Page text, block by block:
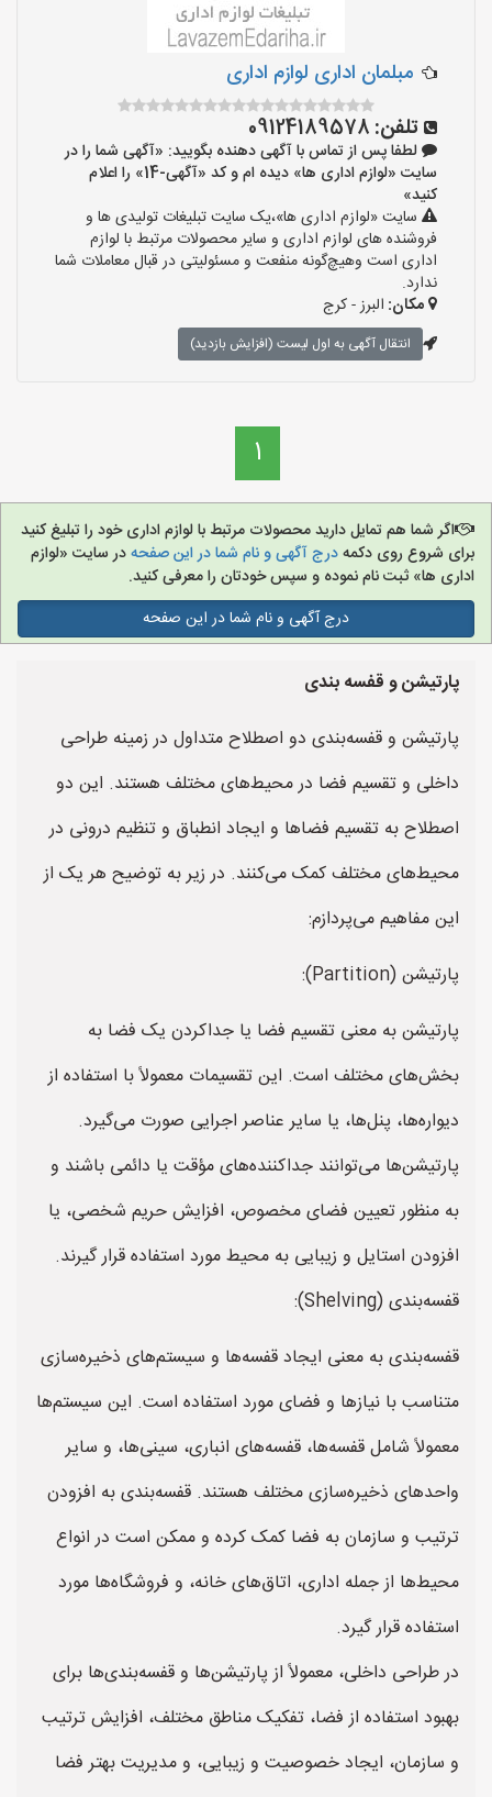
مبلمان اداری لوازم اداری
تلفن: 09124189578
لطفا پس از تماس با آگهی دهنده بگویید: «آگهی شما را در
سایت «لوازم اداری ها» دیده ام و کد «آگهی-14» را اعلام
کنید»
سایت «لوازم اداری ها»،یک سایت تبلیغات تولیدی ها و
فروشنده های لوازم اداری و سایر محصولات مرتبط با لوازم
اداری است وهیچ‌گونه منفعت و مسئولیتی در قبال معاملات شما
ندارد.
مکان: البرز - کرج
انتقال آگهی به اول لیست (افزایش بازدید)
1
اگر شما هم تمایل دارید محصولات مرتبط با لوازم اداری خود را تبلیغ کنید
برای شروع روی دکمهدرج آگهی و نام شما در این صفحهدر سایت «لوازم
اداری ها» ثبت نام نموده و سپس خودتان را معرفی کنید.
درج آگهی و نام شما در این صفحه
پارتیشن و قفسه بندی
پارتیشن و قفسه‌بندی دو اصطلاح متداول در زمینه طراحی
داخلی و تقسیم فضا در محیط‌های مختلف هستند. این دو
اصطلاح به تقسیم فضاها و ایجاد انطباق و تنظیم درونی در
محیط‌های مختلف کمک می‌کنند. در زیر به توضیح هر یک از
این مفاهیم می‌پردازم:
پارتیشن (Partition):
پارتیشن به معنی تقسیم فضا یا جداکردن یک فضا به
بخش‌های مختلف است. این تقسیمات معمولاً با استفاده از
دیواره‌ها، پنل‌ها، یا سایر عناصر اجرایی صورت می‌گیرد.
پارتیشن‌ها می‌توانند جداکننده‌های مؤقت یا دائمی باشند و
به منظور تعیین فضای مخصوص، افزایش حریم شخصی، یا
افزودن استایل و زیبایی به محیط مورد استفاده قرار گیرند.
قفسه‌بندی (Shelving):
قفسه‌بندی به معنی ایجاد قفسه‌ها و سیستم‌های ذخیره‌سازی
متناسب با نیازها و فضای مورد استفاده است. این سیستم‌ها
معمولاً شامل قفسه‌ها، قفسه‌های انباری، سینی‌ها، و سایر
واحدهای ذخیره‌سازی مختلف هستند. قفسه‌بندی به افزودن
ترتیب و سازمان به فضا کمک کرده و ممکن است در انواع
محیط‌ها از جمله اداری، اتاق‌های خانه، و فروشگاه‌ها مورد
استفاده قرار گیرد.
در طراحی داخلی، معمولاً از پارتیشن‌ها و قفسه‌بندی‌ها برای
بهبود استفاده از فضا، تفکیک مناطق مختلف، افزایش ترتیب
و سازمان، ایجاد خصوصیت و زیبایی، و مدیریت بهتر فضا